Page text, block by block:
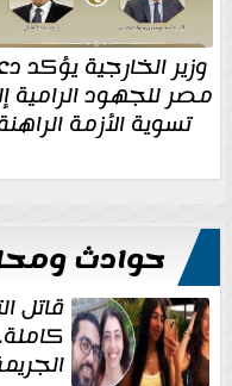
وزير الخارجية يؤكد
مصر للجهود الرامية
تسوية الأزمة
حوادث
قاتل